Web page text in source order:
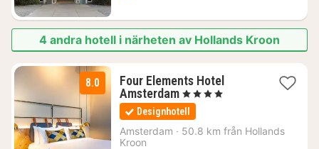
4 andra hotell i närheten av Hollands Kroon
8.0
Four Elements Hotel
Amsterdam1
natt
från
1055
, 4 Stjärnor
Designhotell
Amsterdam · 50.8 km från Hollands
Kroon